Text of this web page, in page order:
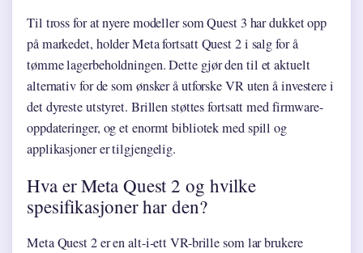
Til tross for at nyere modeller som Quest 3 har dukket opp
på markedet, holder Meta fortsatt Quest 2 i salg for å
tømme lagerbeholdningen. Dette gjør den til et aktuelt
alternativ for de som ønsker å utforske VR uten å investere i
det dyreste utstyret. Brillen støttes fortsatt med firmware-
oppdateringer, og et enormt bibliotek med spill og
applikasjoner er tilgjengelig.
Hva er Meta Quest 2 og hvilke
spesifikasjoner har den?
Meta Quest 2 er en alt-i-ett VR-brille som lar brukere